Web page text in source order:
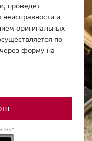
проведет
и
оригинальных
по
форму на